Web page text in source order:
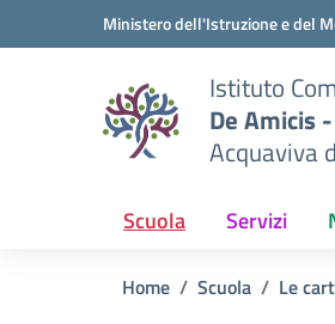
Vai ai contenuti
Vai al menu di navigazioneMinistero dell'Istruzione e del
Istituto
De Amicis
Acquaviva
Scuola Servizi
Home Scuola Le